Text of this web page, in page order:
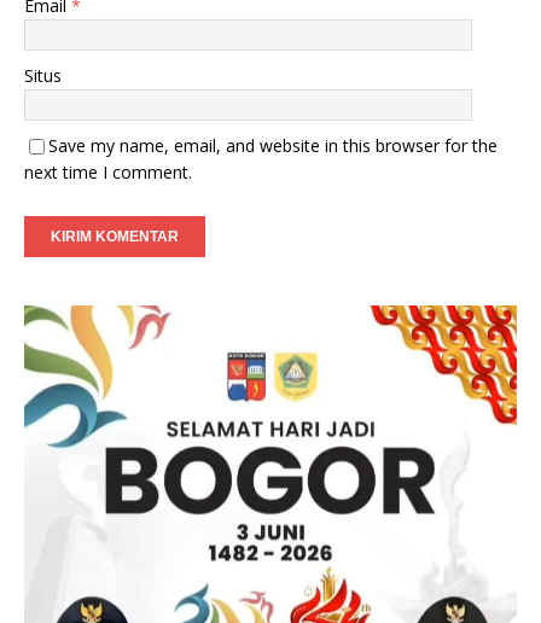
Email *
Situs
Save my name, email, and website in this browser for the
next time I comment.